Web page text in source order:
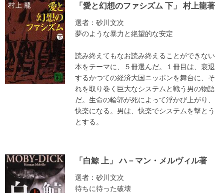
「愛と幻想のファシズム 下」 村上龍著
選者：砂川文次
夢のような暴力と絶望的な安定
読み終えてもなお読み終えることができない
本をテーマに、５冊選んだ。１冊目は、衰退
するかつての経済大国ニッポンを舞台に、そ
れを取り巻く巨大なシステムと戦う男の物語
だ。生命の輪郭が死によって浮かび上がり、
快楽になる。男は、快楽でシステムを撃とう
とする。
「白鯨 上」 ハ－マン・メルヴィル著
選者：砂川文次
待ちに待った破壊